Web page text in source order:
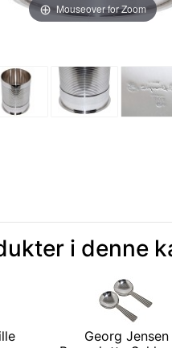
Mouseover for Zoom
i denne
Georg Jensen